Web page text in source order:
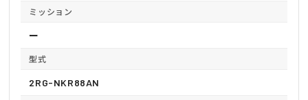
ミッション
ー
型式
2RG-NKR88AN